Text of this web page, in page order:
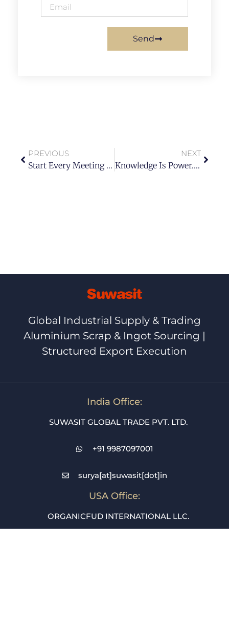
Send
PREVIOUS
Start Every Meeting With A Handshake.
NEXT
Knowledge Is Power. Read Books To Get Smart.
Global Industrial Supply & Trading
Aluminium Scrap & Ingot Sourcing |
Structured Export Execution
India Office:
SUWASIT GLOBAL TRADE PVT. LTD.
+91 9987097001
surya[at]suwasit[dot]in
USA Office:
ORGANICFUD INTERNATIONAL LLC.